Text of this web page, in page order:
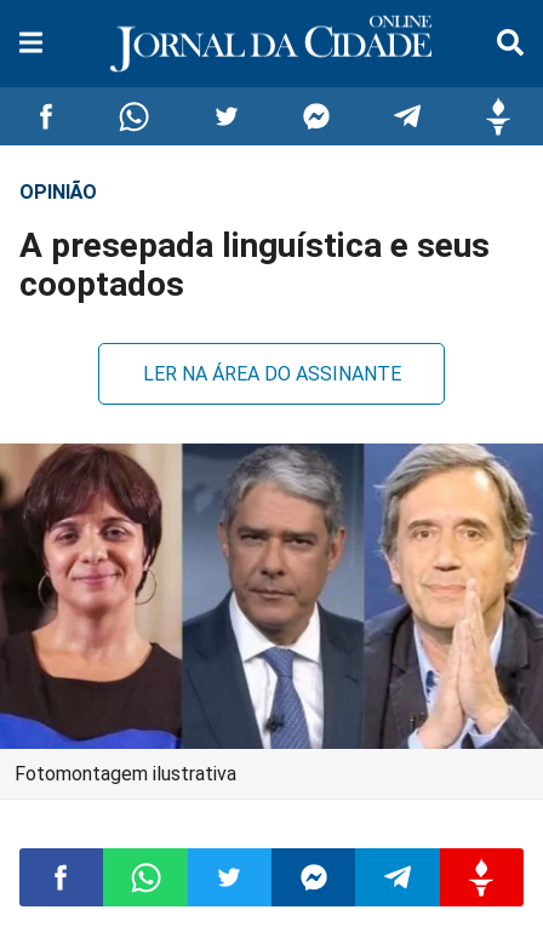
Compartilhar
no
Compartilhar
no
no
no
no
no
OPINIÃO
A presepada linguística e seus
cooptados
LER NA ÁREA DO ASSINANTE
Fotomontagem ilustrativa